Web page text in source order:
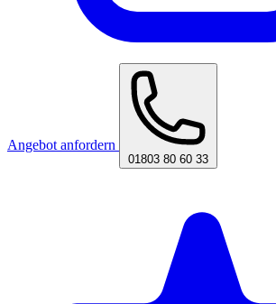
Angebot anfordern
01803 80 60 33